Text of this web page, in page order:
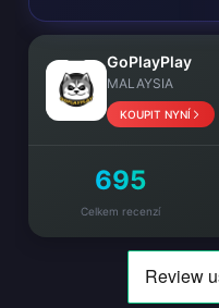
GoPlayPlay
MALAYSIA
KOUPIT NYNÍ
695
Celkem recenzí